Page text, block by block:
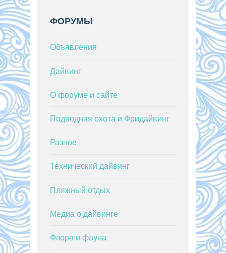
ФОРУМЫ
Объявления
Дайвинг
О форуме и сайте
Подводная охота и Фридайвинг
Разное
Технический дайвинг
Пляжный отдых
Медиа о дайвинге
Флора и фауна